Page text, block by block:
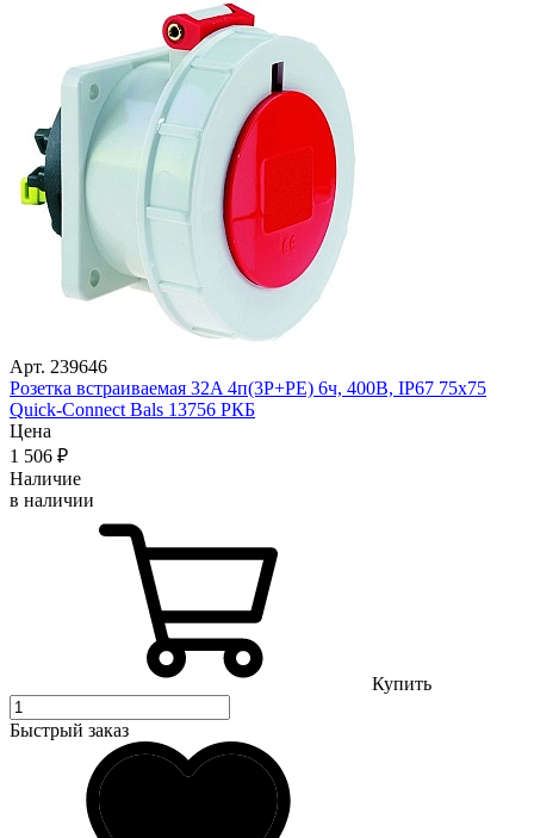
Арт. 239646
Розетка встраиваемая 32A 4п(3P+PE) 6ч, 400В, IP67 75х75
Quick-Connect Bals 13756 РКБ
Цена
1 506 ₽
Наличие
в наличии
Купить
Быстрый заказ